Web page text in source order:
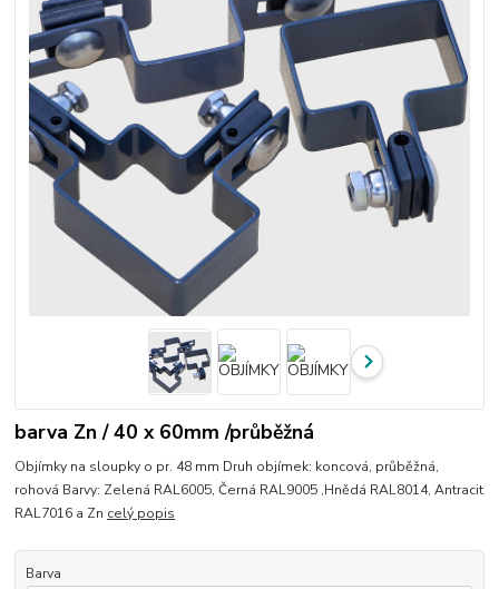
barva Zn / 40 x 60mm /průběžná
Objímky na sloupky o pr. 48 mm Druh objímek: koncová, průběžná,
rohová Barvy: Zelená RAL6005, Černá RAL9005 ,Hnědá RAL8014, Antracit
RAL7016 a Zn celý popis
Barva